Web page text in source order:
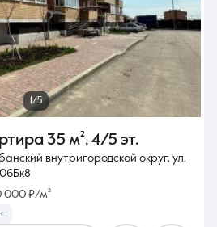
1/5
35 м², 4/5 эт.
внутригородской округ, ул.
000 ₽/м²